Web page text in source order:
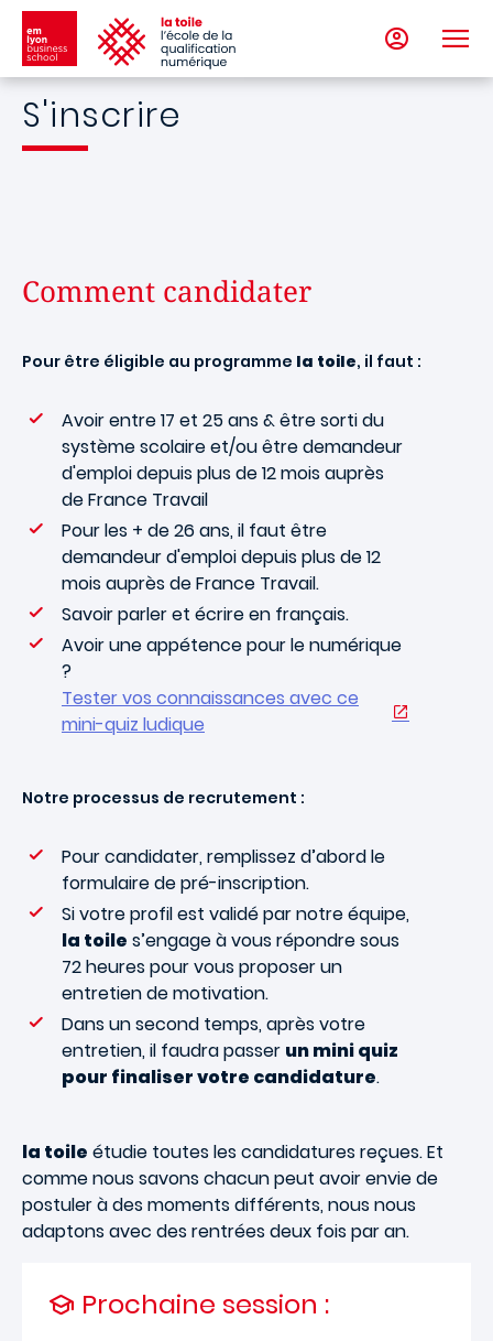
Aller au contenu principal
S'inscrire
Comment candidater
Pour être éligible au programme la toile, il faut :
Avoir entre 17 et 25 ans & être sorti du
système scolaire et/ou être demandeur
d'emploi depuis plus de 12 mois auprès
de France Travail
Pour les + de 26 ans, il faut être
demandeur d'emploi depuis plus de 12
mois auprès de France Travail.
Savoir parler et écrire en français.
Avoir une appétence pour le numérique
?
Tester vos connaissances avec ce
mini-quiz ludique
Notre processus de recrutement :
Pour candidater, remplissez d’abord le
formulaire de pré-inscription.
Si votre profil est validé par notre équipe,
la toile s’engage à vous répondre sous
72 heures pour vous proposer un
entretien de motivation.
Dans un second temps, après votre
entretien, il faudra passer un mini quiz
pour finaliser votre candidature.
la toile étudie toutes les candidatures reçues. Et
comme nous savons chacun peut avoir envie de
postuler à des moments différents, nous nous
adaptons avec des rentrées deux fois par an.
Prochaine session :